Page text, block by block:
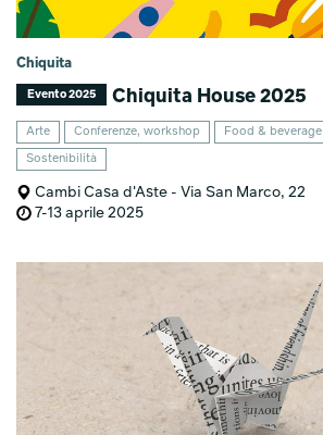
Chiquita
Evento 2025 Chiquita House 2025
Arte Conferenze, workshop Food & beverage
Sostenibilità
Cambi Casa d'Aste - Via San Marco, 22
7-13 aprile 2025